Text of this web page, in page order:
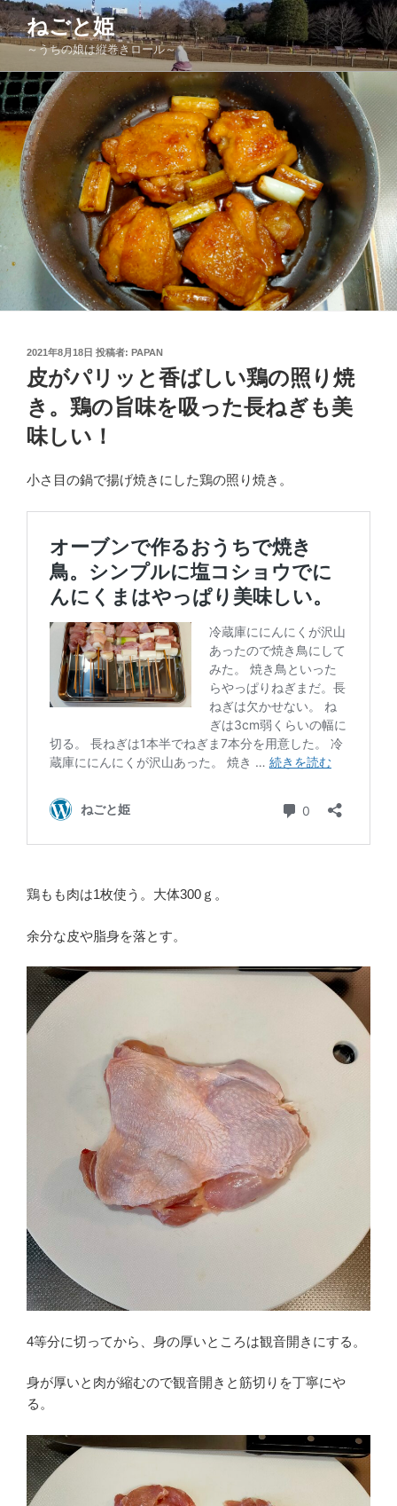
コ
ン
ン
ツ
へ
ス
キ
ッ
ねごと姫
～うちの娘は縦巻きロール～
投
日:
2021年8月18日 投稿者: PAPAN
皮がパリッと香ばしい鶏の照り焼
き。鶏の旨味を吸った長ねぎも美
味しい！
小さ目の鍋で揚げ焼きにした鶏の照り焼き。
鶏もも肉は1枚使う。大体300ｇ。
余分な皮や脂身を落とす。
4等分に切ってから、身の厚いところは観音開きにする。
身が厚いと肉が縮むので観音開きと筋切りを丁寧にや
る。